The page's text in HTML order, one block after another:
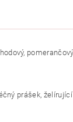
prášek,